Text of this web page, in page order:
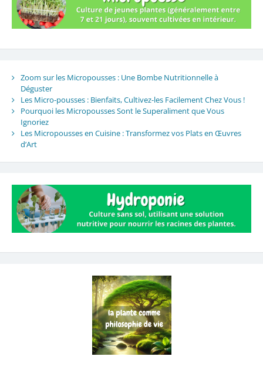
Zoom sur les Micropousses : Une Bombe Nutritionnelle à
Déguster
Les Micro-pousses : Bienfaits, Cultivez-les Facilement Chez Vous !
Pourquoi les Micropousses Sont le Superaliment que Vous
Ignoriez
Les Micropousses en Cuisine : Transformez vos Plats en Œuvres
d’Art